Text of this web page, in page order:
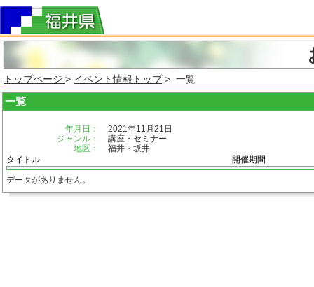
トップページ > イベント情報トップ> 一覧
一覧
年月日：
2021年11月21日
ジャンル：
講座・セミナー
地区：
福井・坂井
タイトル
開催期間
データがありません。